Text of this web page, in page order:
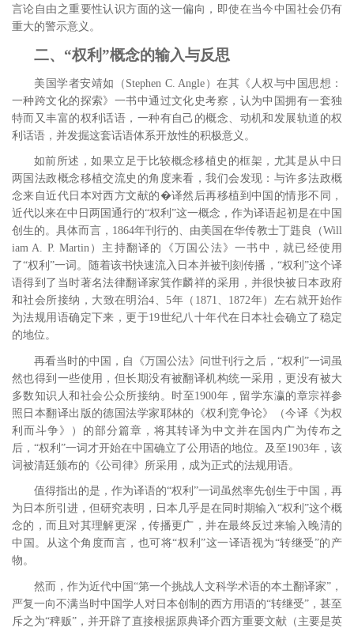
言论自由之重要性认识方面的这一偏向，即使在当今中国社会仍有
重大的警示意义。
二、“权利”概念的输入与反思
美国学者安靖如（Stephen C. Angle）在其《人权与中国思想：
一种跨文化的探索》一书中通过文化史考察，认为中国拥有一套独
特而又丰富的权利话语，一种有自己的概念、动机和发展轨道的权
利话语，并发掘这套话语体系开放性的积极意义。
如前所述，如果立足于比较概念移植史的框架，尤其是从中日
两国法政概念移植交流史的角度来看，我们会发现：与许多法政概
念来自近代日本对西方文献的�译然后再移植到中国的情形不同，
近代以来在中日两国通行的“权利”这一概念，作为译语起初是在中国
创生的。具体而言，1864年刊行的、由美国在华传教士丁韪良（Will
iam A. P. Martin）主持翻译的《万国公法》一书中，就已经使用
了“权利”一词。随着该书快速流入日本并被刊刻传播，“权利”这个译
语得到了当时著名法律翻译家箕作麟祥的采用，并很快被日本政府
和社会所接纳，大致在明治4、5年（1871、1872年）左右就开始作
为法规用语确定下来，更于19世纪八十年代在日本社会确立了稳定
的地位。
再看当时的中国，自《万国公法》问世刊行之后，“权利”一词虽
然也得到一些使用，但长期没有被翻译机构统一采用，更没有被大
多数知识人和社会公众所接纳。时至1900年，留学东瀛的章宗祥参
照日本翻译出版的德国法学家耶林的《权利竞争论》（今译《为权
利而斗争》）的部分篇章，将其转译为中文并在国内广为传布之
后，“权利”一词才开始在中国确立了公用语的地位。 及至1903年，该
词被清廷颁布的《公司律》所采用，成为正式的法规用语。
值得指出的是，作为译语的“权利”一词虽然率先创生于中国，再
为日本所引进，但研究表明，日本几乎是在同时期输入“权利”这个概
念的，而且对其理解更深，传播更广，并在最终反过来输入晚清的
中国。从这个角度而言，也可将“权利”这一译语视为“转继受”的产
物。
然而，作为近代中国“第一个挑战人文科学术语的本土翻译家”，
严复一向不满当时中国学人对日本创制的西方用语的“转继受”，甚至
斥之为“稗贩”，并开辟了直接根据原典译介西方重要文献（主要是英